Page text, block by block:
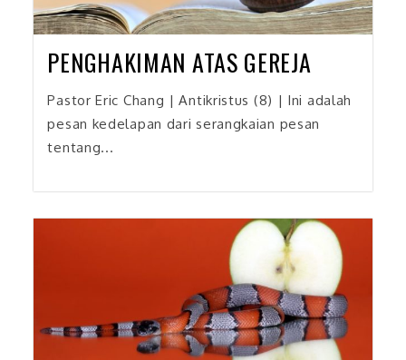
PENGHAKIMAN ATAS GEREJA
Pastor Eric Chang | Antikristus (8) | Ini adalah
pesan kedelapan dari serangkaian pesan
tentang...